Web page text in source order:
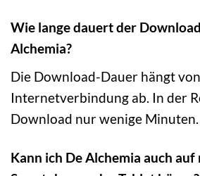
Wie lange dauert der
Alchemia?
Die Download-Dauer hängt
Internetverbindung ab. In der
Download nur wenige Minuten.
Kann ich De Alchemia auch auf